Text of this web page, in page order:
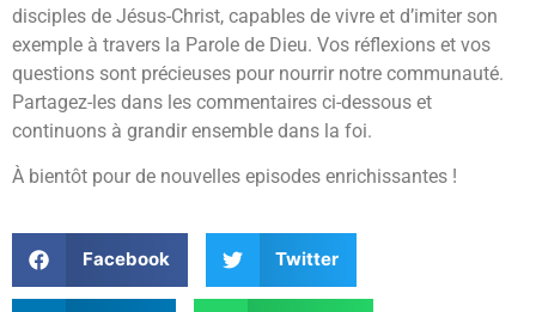
disciples de Jésus-Christ, capables de vivre et d’imiter son
exemple à travers la Parole de Dieu. Vos réflexions et vos
questions sont précieuses pour nourrir notre communauté.
Partagez-les dans les commentaires ci-dessous et
continuons à grandir ensemble dans la foi.
À bientôt pour de nouvelles episodes enrichissantes !
Facebook Twitter